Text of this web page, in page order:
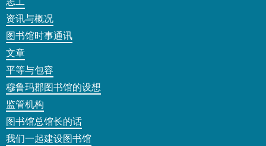
资讯与概况
图书馆时事通讯
文章
平等与包容
穆鲁玛郡图书馆的设想
监管机构
图书馆总馆长的话
我们一起建设图书馆